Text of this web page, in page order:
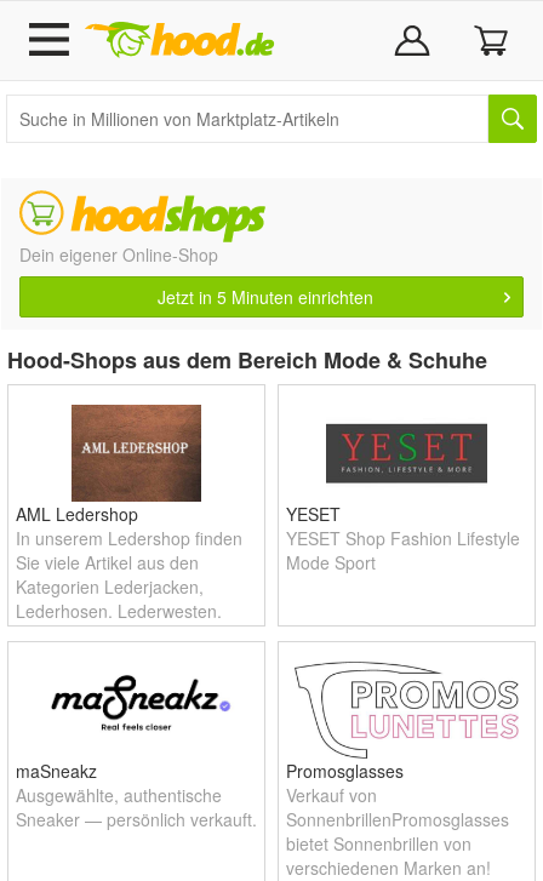
Dein eigener Online-Shop
Jetzt in 5 Minuten einrichten
Hood-Shops aus dem Bereich Mode & Schuhe
AML Ledershop
In unserem Ledershop finden
Sie viele Artikel aus den
Kategorien Lederjacken,
Lederhosen, Lederwesten,
Ledermäntel, Lederröcke,
Lederbekleidung
YESET
YESET Shop Fashion Lifestyle
Mode Sport
maSneakz
Ausgewählte, authentische
Sneaker — persönlich verkauft.
Promosglasses
Verkauf von
SonnenbrillenPromosglasses
bietet Sonnenbrillen von
verschiedenen Marken an!